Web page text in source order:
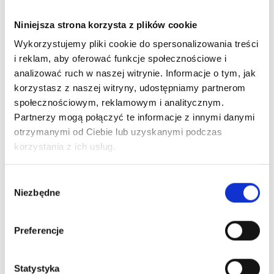
Niniejsza strona korzysta z plików cookie
Wykorzystujemy pliki cookie do spersonalizowania treści
i reklam, aby oferować funkcje społecznościowe i
analizować ruch w naszej witrynie. Informacje o tym, jak
korzystasz z naszej witryny, udostępniamy partnerom
społecznościowym, reklamowym i analitycznym.
Partnerzy mogą połączyć te informacje z innymi danymi
otrzymanymi od Ciebie lub uzyskanymi podczas
korzystania z ich usług.
zgody
Niezbędne
Preferencje
Statystyka
49,99 zł
MAKEAR ProArt Black PA02 - Żel Do Zdobień 10g
Nowy